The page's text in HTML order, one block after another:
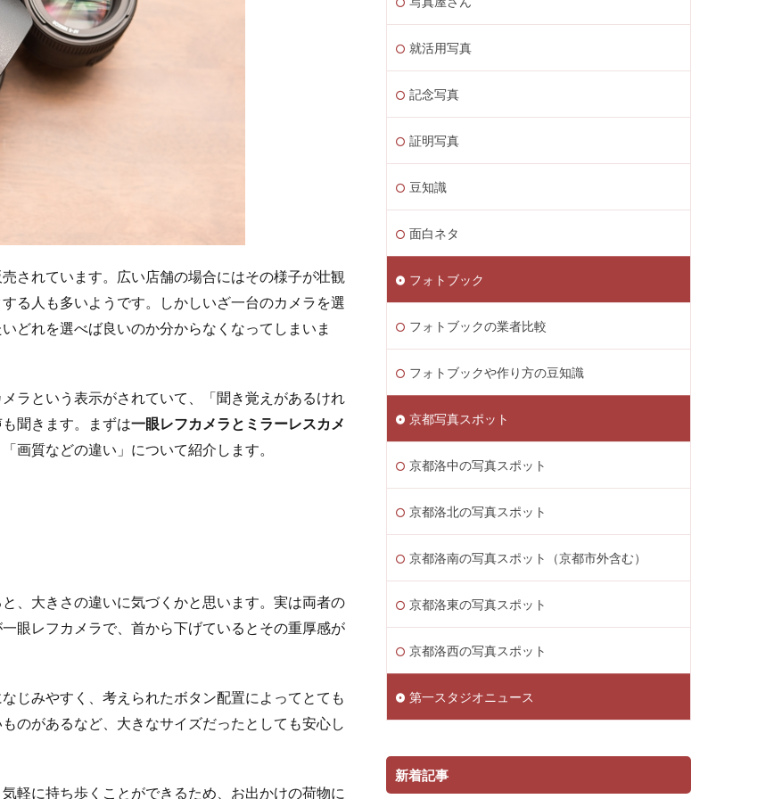
されています。広い店舗の場合にはその様子が壮観
る人も多いようです。しかしいざ一台のカメラを選
どれを選べば良いのか分からなくなってしまいま
ラという表示がされていて、「聞き覚えがあるけれ
聞きます。まずは一眼レフカメラとミラーレスカメ
画質などの違い」について紹介します。
、大きさの違いに気づくかと思います。実は両者の
眼レフカメラで、首から下げているとその重厚感が
じみやすく、考えられたボタン配置によってとても
のがあるなど、大きなサイズだったとしても安心し
軽に持ち歩くことができるため、お出かけの荷物に
就活用写真
記念写真
証明写真
豆知識
面白ネタ
フォトブック
フォトブックの業者比較
フォトブックや作り方の豆知識
京都写真スポット
京都洛中の写真スポット
京都洛北の写真スポット
京都洛南の写真スポット（京都市外含む）
京都洛東の写真スポット
京都洛西の写真スポット
第一スタジオニュース
新着記事